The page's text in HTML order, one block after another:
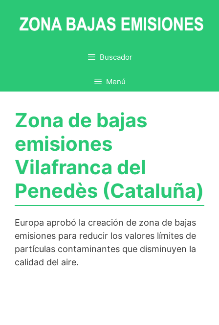
contenido
Buscador
Menú
Zona de bajas
emisiones
Vilafranca del
Penedès (Cataluña)
Europa aprobó la creación de zona de bajas
emisiones para reducir los valores límites de
partículas contaminantes que disminuyen la
calidad del aire.